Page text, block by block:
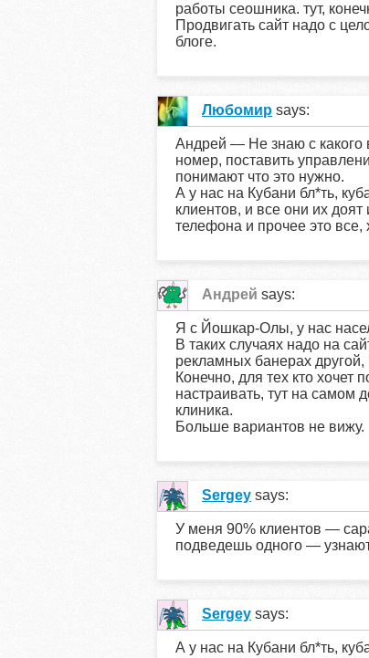
работы сеошника. тут,
Продвигать сайт надо с
блоге.
Любомир says:
Андрей — Не знаю с какого
номер, поставить
понимают что это нужно.
А у нас на Кубани бл*ть,
клиентов, и все они их
телефона и прочее это
Андрей says:
Я с Йошкар-Олы, у нас
В таких случаях надо на
рекламных банерах другой,
Конечно, для тех кто хочет
настраивать, тут на самом
клиника.
Больше вариантов не вижу.
Sergey says:
У меня 90% клиентов —
подведешь одного —
Sergey says:
А у нас на Кубани бл*ть,